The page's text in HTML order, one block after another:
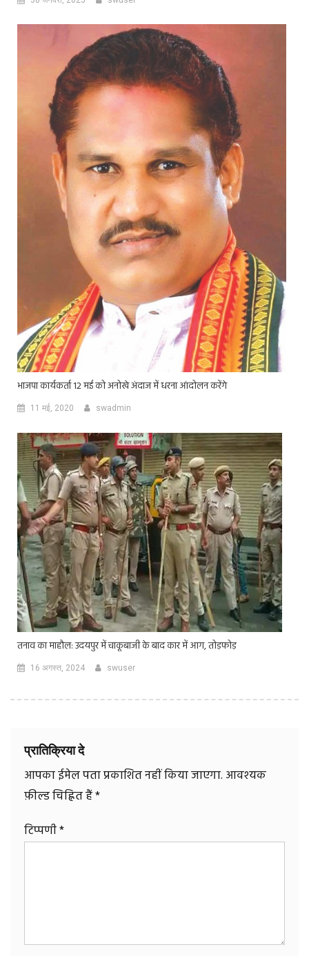
भाजपा कार्यकर्ता 12 मई को अनोखे अंदाज में धरना आंदोलन करेंगे
11 मई, 2020 swadmin
तनाव का माहौल: उदयपुर में चाकूबाजी के बाद कार में आग, तोड़फोड़
16 अगस्त, 2024 swuser
प्रातिक्रिया दे
आपका ईमेल पता प्रकाशित नहीं किया जाएगा. आवश्यक
फ़ील्ड चिह्नित हैं*
टिप्पणी*